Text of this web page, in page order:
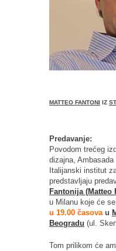
MATTEO FANTONI IZ
Predavanje:
Povodom trećeg
dizajna,
Italijanski institut
predstavljaju
Fantonija (Matteo
u Milanu koje će
u 19.00 časovau
Beogradu (ul.
Tom prilikom će